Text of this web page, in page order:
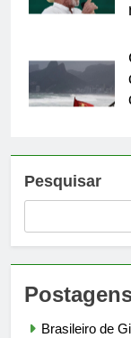
Pesquisar
Brasileiro de